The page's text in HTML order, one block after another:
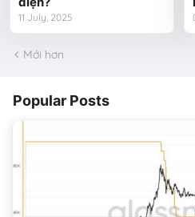
11 July, 2025
Mới hơn
Popular Posts